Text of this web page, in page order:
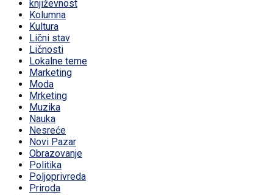
književnost
Kolumna
Kultura
Lični stav
Ličnosti
Lokalne teme
Marketing
Moda
Mrketing
Muzika
Nauka
Nesreće
Novi Pazar
Obrazovanje
Politika
Poljoprivreda
Priroda